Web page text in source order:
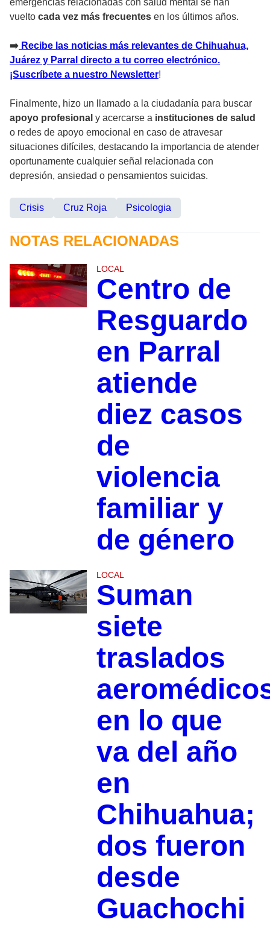
vuelto cada vez más frecuentes en los últimos años.
➡️ Recibe las noticias más relevantes de Chihuahua,
Juárez y Parral directo a tu correo electrónico.
¡Suscríbete a nuestro Newsletter!
Finalmente, hizo un llamado a la ciudadanía para buscar
apoyo profesional y acercarse a instituciones de salud
o redes de apoyo emocional en caso de atravesar
situaciones difíciles, destacando la importancia de atender
oportunamente cualquier señal relacionada con
depresión, ansiedad o pensamientos suicidas.
Crisis Cruz Roja Psicologia
NOTAS RELACIONADAS
LOCAL
Centro de
Resguardo
en Parral
atiende
diez casos
de
violencia
familiar y
de género
LOCAL
Suman
siete
traslados
en lo que
va del año
en
Chihuahua;
dos fueron
desde
Guachochi